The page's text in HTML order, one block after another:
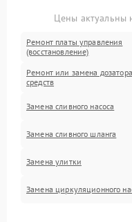
Цены актуальны
Ремонт платы управления
(восстановление)
Ремонт или замена
средств
Замена сливного насоса
Замена сливного шланга
Замена улитки
Замена циркуляционного